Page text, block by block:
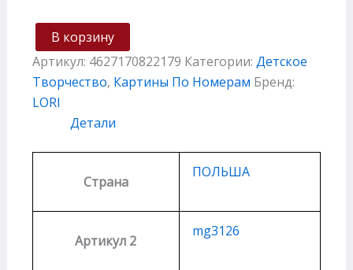
В корзину
Артикул: 4627170822179 Категории: Детское
Творчество, Картины По Номерам Бренд:
LORI
Детали
Страна
ПОЛЬША
Артикул 2
mg3126